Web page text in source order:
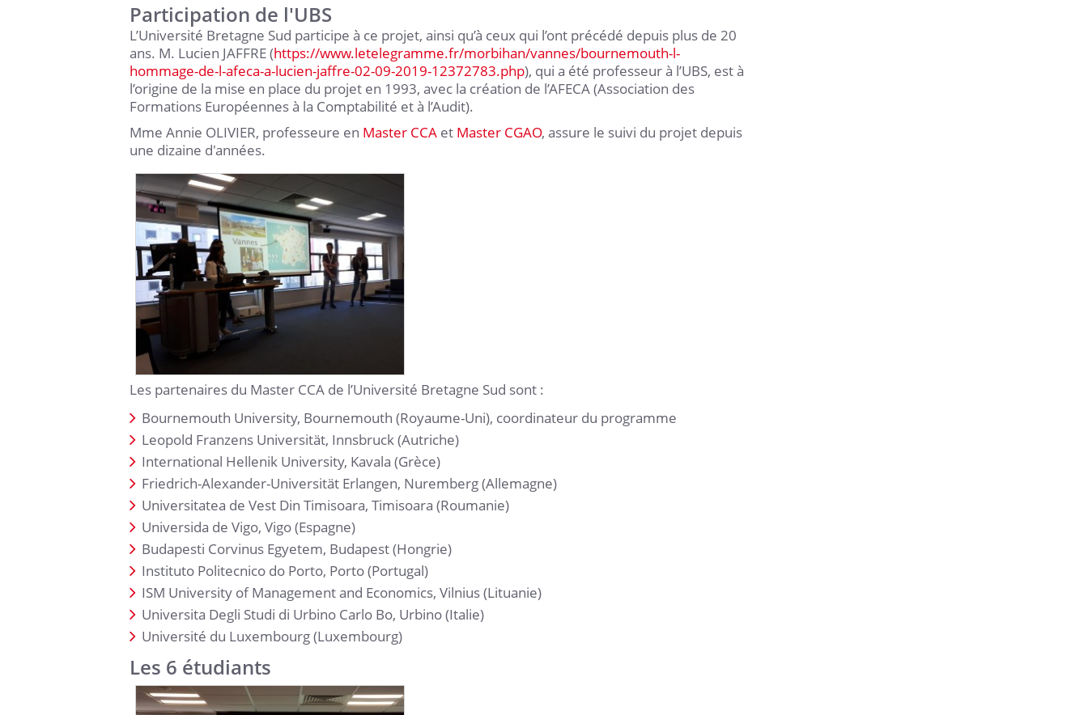
Participation de l'UBS
L’Université Bretagne Sud participe à ce projet, ainsi qu’à ceux qui l’ont précédé depuis plus de 20
ans. M. Lucien JAFFRE (https://www.letelegramme.fr/morbihan/vannes/bournemouth-l-
hommage-de-l-afeca-a-lucien-jaffre-02-09-2019-12372783.php), qui a été professeur à l’UBS, est à
l’origine de la mise en place du projet en 1993, avec la création de l’AFECA (Association des
Formations Européennes à la Comptabilité et à l’Audit).
Mme Annie OLIVIER, professeure en Master CCA et Master CGAO, assure le suivi du projet depuis
une dizaine d'années.
Les partenaires du Master CCA de l’Université Bretagne Sud sont :
Bournemouth University, Bournemouth (Royaume-Uni), coordinateur du programme
Leopold Franzens Universität, Innsbruck (Autriche)
International Hellenik University, Kavala (Grèce)
Friedrich-Alexander-Universität Erlangen, Nuremberg (Allemagne)
Universitatea de Vest Din Timisoara, Timisoara (Roumanie)
Universida de Vigo, Vigo (Espagne)
Budapesti Corvinus Egyetem, Budapest (Hongrie)
Instituto Politecnico do Porto, Porto (Portugal)
ISM University of Management and Economics, Vilnius (Lituanie)
Universita Degli Studi di Urbino Carlo Bo, Urbino (Italie)
Université du Luxembourg (Luxembourg)
Les 6 étudiants